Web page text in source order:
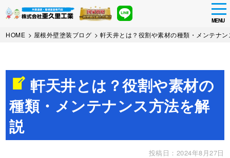
Skip
MENU
HOME > 屋根外壁塗装ブログ > 軒天井とは？役割や素材の種類・メンテナ
軒天井とは？役割や素材の
種類・メンテナンス方法を解
説
投稿日：2024年8月27日